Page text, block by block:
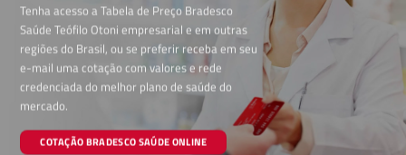
Tenha acesso a Tabela de Preço Bradesco
Saúde Teófilo Otoni empresarial e em outras
regiões do Brasil, ou se preferir receba em seu
e-mail uma cotação com valores e rede
credenciada do melhor plano de saúde do
mercado.
COTAÇÃO BRADESCO SAÚDE ONLINE